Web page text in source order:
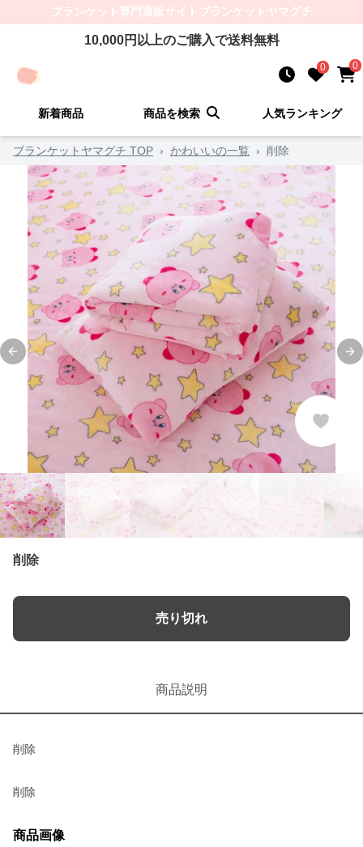
ブランケット 専門通販サイト ブランケットヤマグチ
10,000円以上のご購入で送料無料
0 0
新着商品 商品を検索 人気ランキング
ブランケットヤマグチ TOP › かわいいの一覧 › 削除
Previous slide
削除
売り切れ
商品説明
削除
削除
商品画像